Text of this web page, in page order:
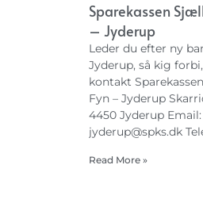
Sparekassen
– Jyderup
Leder du efter ny
Jyderup, så kig
kontakt
Fyn – Jyderup
4450 Jyderup Email:
jyderup@spks.dk
Read More »